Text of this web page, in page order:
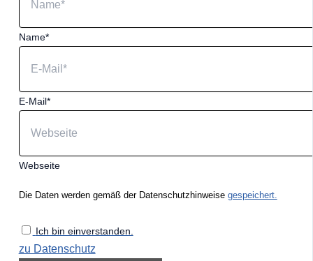
Name*
E-Mail*
Webseite
Die Daten werden gemäß der Datenschutzhinweise gespeichert.
Ich bin einverstanden.
zu Datenschutz